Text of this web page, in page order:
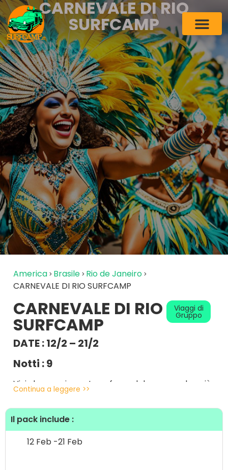
CARNEVALE DI RIO
SURFCAMP
America Brasile Rio de Janeiro
CARNEVALE DI RIO SURFCAMP
CARNEVALE DI RIO
SURFCAMP
Viaggi di
Gruppo
DATE : 12/2 – 21/2
Notti : 9
Vivi la magica atmosfera del carnevale più
famoso al Mondo in Brasile a Rio de Janeiro.
10 gg tra surf camp, colori al il ritmo di Samba. Il
camp e’ situato a Recreio dos Bandeirantes a ca
40 min da Rio città. Uno spazio paradisiaco dove
Continua a leggere >>
Il pack include :
12 Feb -21 Feb